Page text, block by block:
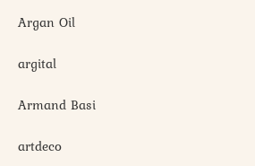
Argan Oil
argital
Armand Basi
artdeco